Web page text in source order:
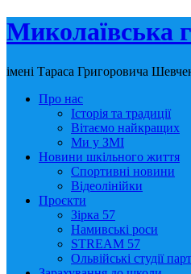
Миколаївська
імені Тараса Григоровича
Про нас
Історія та традиції
Вітаємо найкращих
Ми у ЗМІ
Новини шкільного життя
Спортивні новини
Відеолінійки
Проєкти
Зірка 57
Намивські роси
STREAM 57
Ольвійські студії